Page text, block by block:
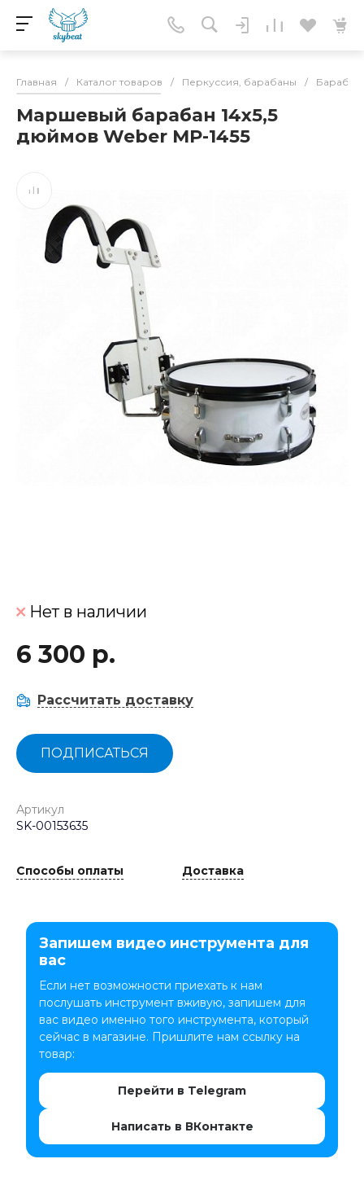
Главная / Каталог товаров / Перкуссия, барабаны /
Маршевый барабан 14х5,5
дюймов Weber MP-1455
Нет в наличии
6 300 р.
Рассчитать доставку
ПОДПИСАТЬСЯ
Артикул
SK-00153635
Способы оплаты Доставка
Запишем видео инструмента для
вас
Если нет возможности приехать к нам
послушать инструмент вживую, запишем для
вас видео именно того инструмента, который
сейчас в магазине. Пришлите нам ссылку на
товар:
Перейти в Telegram
Написать в ВКонтакте